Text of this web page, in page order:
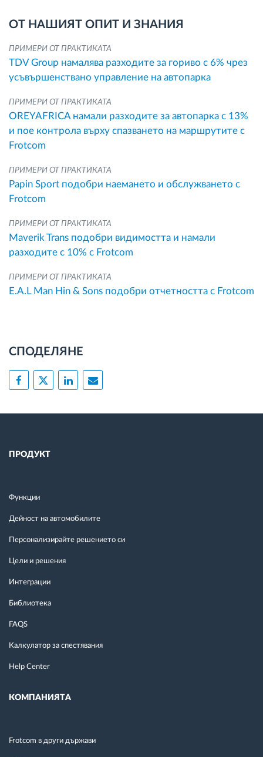
ОТ НАШИЯТ ОПИТ И ЗНАНИЯ
ПРИМЕРИ ОТ ПРАКТИКАТА
TDV Group намалява разходите за гориво с 6% чрез
усъвършенствано управление на автопарка
ПРИМЕРИ ОТ ПРАКТИКАТА
OREYAFRICA намали разходите за автопарка с 13%
и пое контрола върху спазването на маршрутите с
Frotcom
ПРИМЕРИ ОТ ПРАКТИКАТА
Papin Sport подобри наемането и обслужването с
Frotcom
ПРИМЕРИ ОТ ПРАКТИКАТА
Maverik Trans подобри видимостта и намали
разходите с 10% с Frotcom
ПРИМЕРИ ОТ ПРАКТИКАТА
E.A.L Man Hin & Sons подобри отчетността с Frotcom
СПОДЕЛЯНЕ
ПРОДУКТ
Функции
Дейност на автомобилите
Персонализирайте решението си
Цели и решения
Интеграции
Библиотека
FAQS
Калкулатор за спестявания
Help Center
КОМПАНИЯТА
Frotcom в други държави